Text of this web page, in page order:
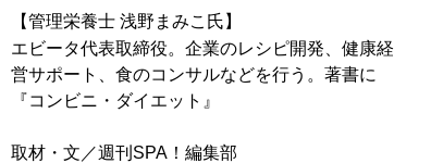
【管理栄養士 浅野まみこ氏】
エビータ代表取締役。企業のレシピ開発、健康経
営サポート、食のコンサルなどを行う。著書に
『コンビニ・ダイエット』